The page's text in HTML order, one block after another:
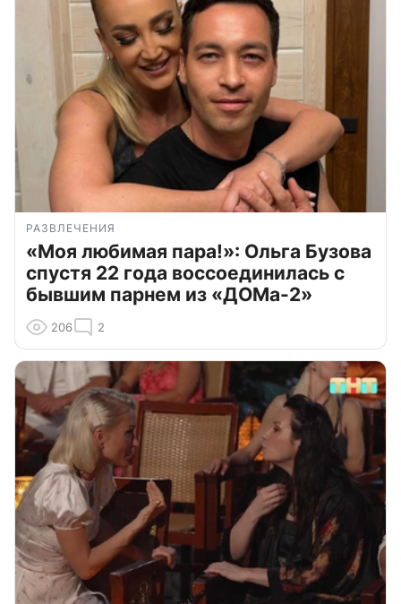
РАЗВЛЕЧЕНИЯ
«Моя любимая пара!»: Ольга Бузова
спустя 22 года воссоединилась с
бывшим парнем из «ДОМа-2»
206 2